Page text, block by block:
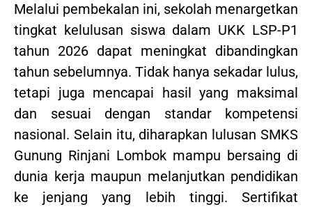
Melalui pembekalan ini, sekolah menargetkan
tingkat kelulusan siswa dalam UKK LSP-P1
tahun 2026 dapat meningkat dibandingkan
tahun sebelumnya. Tidak hanya sekadar lulus,
tetapi juga mencapai hasil yang maksimal
dan sesuai dengan standar kompetensi
nasional. Selain itu, diharapkan lulusan SMKS
Gunung Rinjani Lombok mampu bersaing di
dunia kerja maupun melanjutkan pendidikan
ke jenjang yang lebih tinggi. Sertifikat